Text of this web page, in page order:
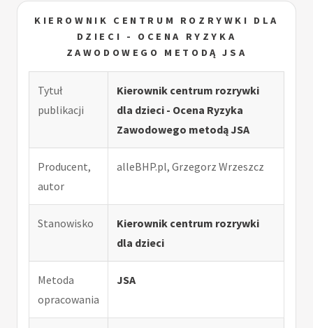
KIEROWNIK CENTRUM ROZRYWKI DLA
DZIECI - OCENA RYZYKA
ZAWODOWEGO METODĄ JSA
Tytuł
publikacji
Kierownik centrum rozrywki
dla dzieci - Ocena Ryzyka
Zawodowego metodą JSA
Producent,
autor
alleBHP.pl, Grzegorz Wrzeszcz
Stanowisko
Kierownik centrum rozrywki
dla dzieci
Metoda
opracowania
JSA